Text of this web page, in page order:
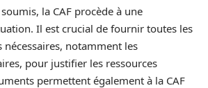
la CAF procède à une
Il est crucial de fournir toutes les
nécessaires, notamment les
pour justifier les ressources
permettent également à la CAF